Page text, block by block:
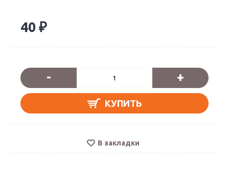
40 ₽
- +
КУПИТЬ
В закладки